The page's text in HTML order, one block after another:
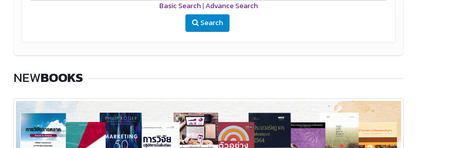
Basic Search|Advance Search
Search
NEWBOOKS